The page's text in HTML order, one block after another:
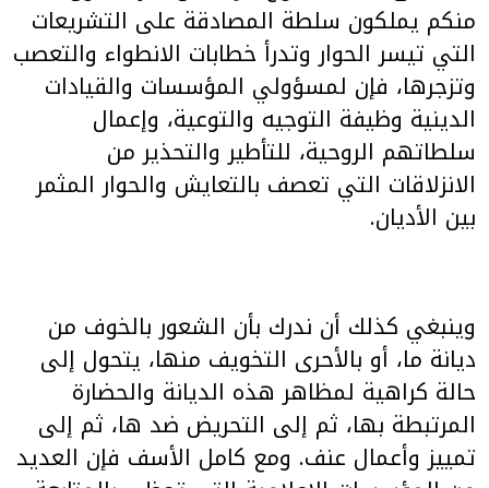
منكم يملكون سلطة المصادقة على التشريعات
التي تيسر الحوار وتدرأ خطابات الانطواء والتعصب
وتزجرها، فإن لمسؤولي المؤسسات والقيادات
الدينية وظيفة التوجيه والتوعية، وإعمال
سلطاتهم الروحية، للتأطير والتحذير من
الانزلاقات التي تعصف بالتعايش والحوار المثمر
بين الأديان.
وينبغي كذلك أن ندرك بأن الشعور بالخوف من
ديانة ما، أو بالأحرى التخويف منها، يتحول إلى
حالة كراهية لمظاهر هذه الديانة والحضارة
المرتبطة بها، ثم إلى التحريض ضد ها، ثم إلى
تمييز وأعمال عنف. ومع كامل الأسف فإن العديد